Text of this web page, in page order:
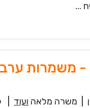
...
- משמרות
משרה מלאה ועוד